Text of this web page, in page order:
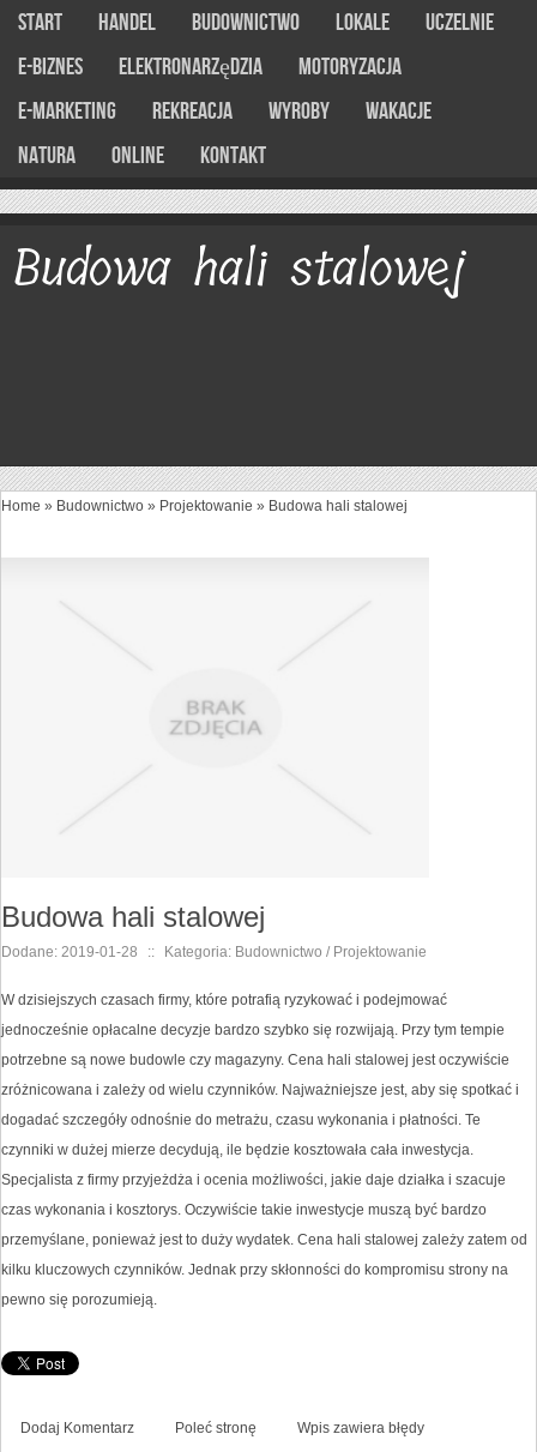
Start Handel Budownictwo Lokale
Uczelnie
E-Biznes
Elektronarzędzia
Motoryzacja
E-marketing
Rekreacja Wyroby
Wakacje
Natura
Online Kontakt
Budowa hali stalowej
Home » Budownictwo » Projektowanie » Budowa hali stalowej
Budowa hali stalowej
Dodane: 2019-01-28 :: Kategoria: Budownictwo / Projektowanie
W dzisiejszych czasach firmy, które potrafią ryzykować i podejmować
jednocześnie opłacalne decyzje bardzo szybko się rozwijają. Przy tym tempie
potrzebne są nowe budowle czy magazyny. Cena hali stalowej jest oczywiście
zróżnicowana i zależy od wielu czynników. Najważniejsze jest, aby się spotkać i
dogadać szczegóły odnośnie do metrażu, czasu wykonania i płatności. Te
czynniki w dużej mierze decydują, ile będzie kosztowała cała inwestycja.
Specjalista z firmy przyjeżdża i ocenia możliwości, jakie daje działka i szacuje
czas wykonania i kosztorys. Oczywiście takie inwestycje muszą być bardzo
przemyślane, ponieważ jest to duży wydatek. Cena hali stalowej zależy zatem od
kilku kluczowych czynników. Jednak przy skłonności do kompromisu strony na
pewno się porozumieją.
Dodaj Komentarz Poleć stronę Wpis zawiera błędy